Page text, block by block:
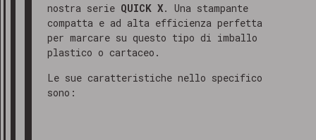
nostra serie QUICK X. Una stampante
compatta e ad alta efficienza perfetta
per marcare su questo tipo di imballo
plastico o cartaceo.
Le sue caratteristiche nello specifico
sono: